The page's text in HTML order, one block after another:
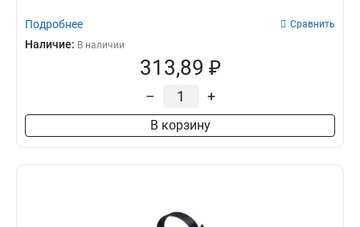
Подробнее Сравнить
Наличие: В наличии
313,89 ₽
– +
В корзину